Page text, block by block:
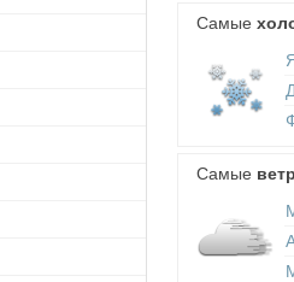
Самые
Самые